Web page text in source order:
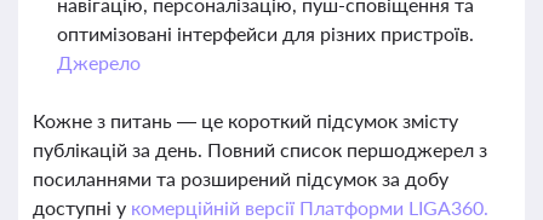
оптимізовані інтерфейси для різних пристроїв.
Джерело
Кожне з питань — це короткий підсумок змісту
публікацій за день. Повний список першоджерел з
посиланнями та розширений підсумок за добу
доступні у комерційній версії Платформи LIGA360.